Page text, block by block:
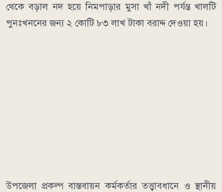
থেকে বড়াল নদ হয়ে নিমপাড়ার মুসা খাঁ নদী পর্যন্ত খালটি
পুনঃখননের জন্য ২ কোটি ৮৩ লাখ টাকা বরাদ্দ দেওয়া হয়।
উপজেলা প্রকল্প বাস্তবায়ন কর্মকর্তার তত্ত্বাবধানে ও স্থানীয়